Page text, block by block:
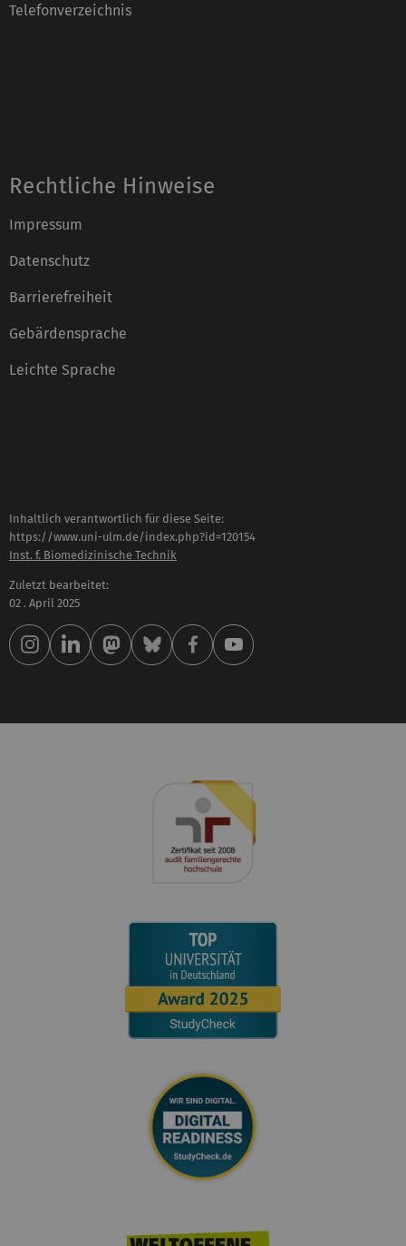
Telefonverzeichnis
Rechtliche Hinweise
Impressum
Datenschutz
Barrierefreiheit
Gebärdensprache
Leichte Sprache
Inhaltlich verantwortlich für diese Seite:
https://www.uni-ulm.de/index.php?id=120154
Inst. f. Biomedizinische Technik
Zuletzt bearbeitet:
02 . April 2025